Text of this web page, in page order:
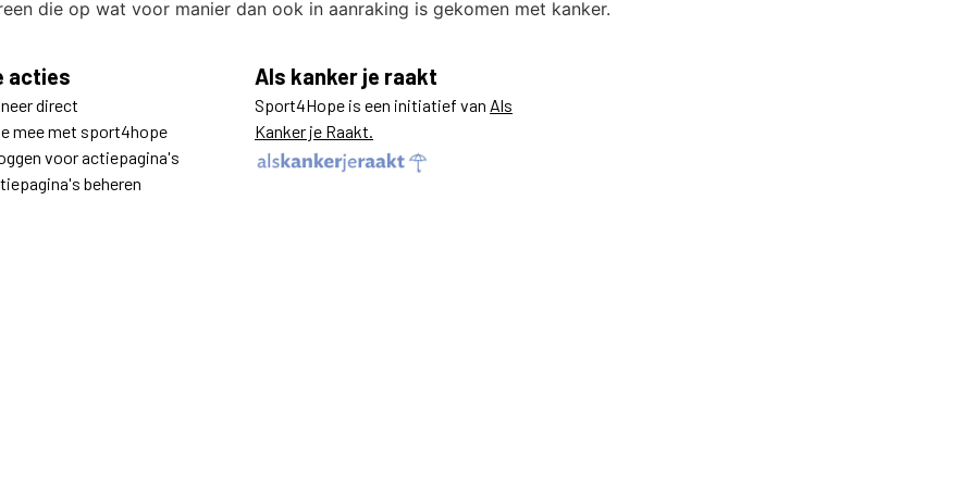
die op wat voor manier dan ook in aanraking is gekomen met kanker.
acties
direct
mee met sport4hope
voor actiepagina's
beheren
Als kanker je raakt
Sport4Hope is een initiatief van Als
Kanker je Raakt.